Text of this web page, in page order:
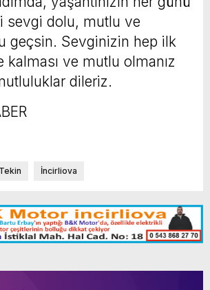
sevgi dolu, mutlu ve
geçsin. Sevginizin hep ilk
kalması ve mutlu olmanız
dileriz.
İncirliova